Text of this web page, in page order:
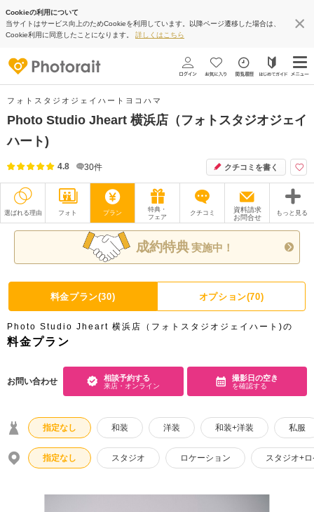
Cookieの利用について
当サイトはサービス向上のためCookieを利用しています。以降ページ遷移した場合は、
Cookie利用に同意したことになります。 詳しくはこちら
フォトスタジオジェイハートヨコハマ
Photo Studio Jheart 横浜店（フォトスタジオジェイ
ハート)
4.8 30件 クチコミを書く
選ばれる理由 フォト プラン
特典・
フェア
クチコミ
資料請求
お問合せ
もっと見る
衣装 ムービー
オプション ブログ
アクセス/TEL スタジオトップ
海での撮影 衣装追加無料
成約特典実施中！
料金プラン(30) オプション(70)
Photo Studio Jheart 横浜店（フォトスタジオジェイハート)の
料金プラン
お問い合わせ 相談予約する
来店・オンライン
撮影日の空き
を確認する
指定なし 和装 洋装 和装+洋装 私服
指定なし スタジオ ロケーション スタジオ+